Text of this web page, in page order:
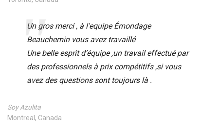
Un gros merci , à l’equipe Émondage
Beauchemin vous avez travaillé
Une belle esprit d’équipe ,un travail effectué par
des professionnels à prix compétitifs ,si vous
avez des questions sont toujours là .
Soy Azulita
Montreal, Canada